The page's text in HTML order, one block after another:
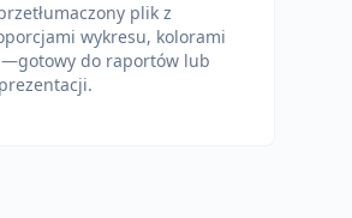
plik z
wykresu, kolorami
do raportów lub
prezentacji.